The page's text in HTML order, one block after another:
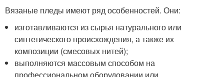
Вязаные пледы имеют ряд особенностей. Они:
изготавливаются из сырья натурального или
синтетического происхождения, а также их
композиции (смесовых нитей);
выполняются массовым способом на